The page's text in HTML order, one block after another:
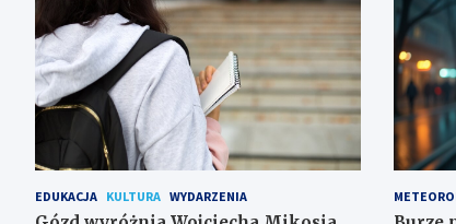
EDUKACJA KULTURA WYDARZENIA